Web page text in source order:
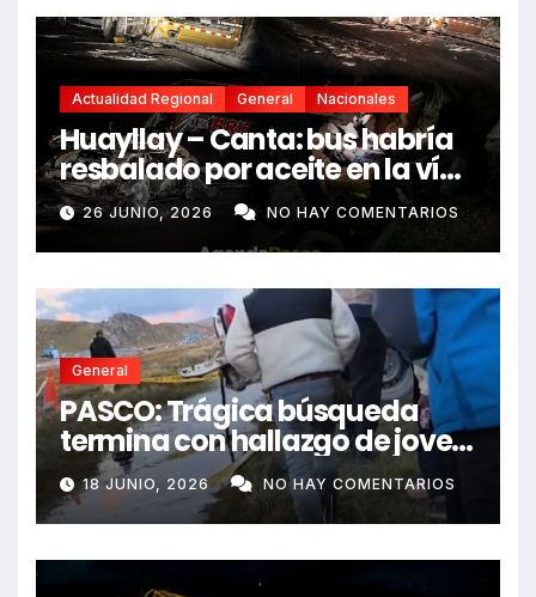
Actualidad Regional General Nacionales
Huayllay – Canta: bus habría
resbalado por aceite en la vía
e impactó auto siniestrado
dejando dos fallecidos
26 JUNIO, 2026 NO HAY COMENTARIOS
General
PASCO: Trágica búsqueda
termina con hallazgo de joven
sin vida en Rancas
18 JUNIO, 2026 NO HAY COMENTARIOS